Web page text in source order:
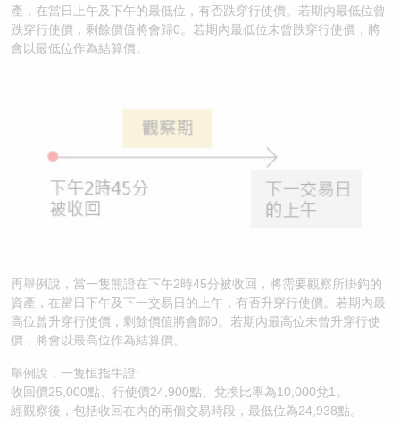
產，在當日上午及下午的最低位，有否跌穿行使價。若期內最低位曾
跌穿行使價，剩餘價值將會歸0。若期內最低位未曾跌穿行使價，將
會以最低位作為結算價。
再舉例說，當一隻熊證在下午2時45分被收回，將需要觀察所掛鈎的
資產，在當日下午及下一交易日的上午，有否升穿行使價。若期內最
高位曾升穿行使價，剩餘價值將會歸0。若期內最高位未曾升穿行使
價，將會以最高位作為結算價。
舉例說，一隻恒指牛證:
收回價25,000點、行使價24,900點、兌換比率為10,000兌1。
經觀察後，包括收回在內的兩個交易時段，最低位為24,938點。